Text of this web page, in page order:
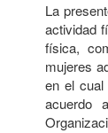
La
actividad
física,
mujeres
en el
acuerdo